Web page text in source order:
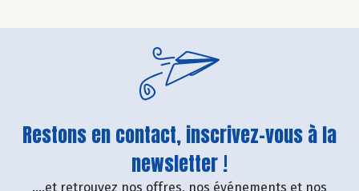
Restons en contact, inscrivez-vous à la
newsletter !
....et retrouvez nos offres, nos événements et nos